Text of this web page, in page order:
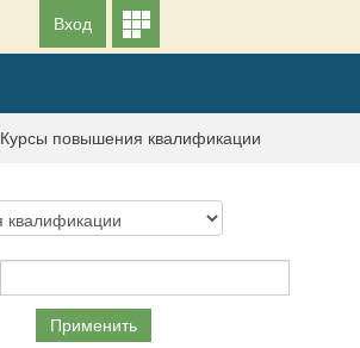
Вход
Курсы повышения квалификации